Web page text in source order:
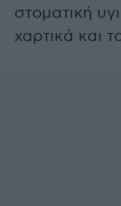
στοματική
χαρτικά και